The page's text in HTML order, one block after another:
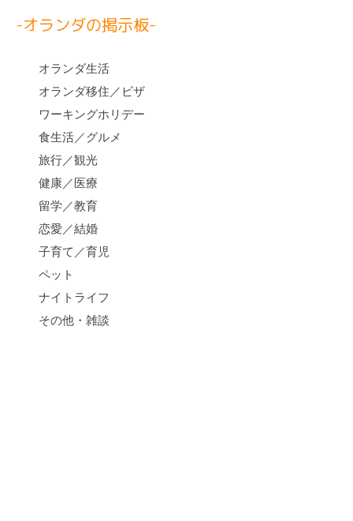
-オランダの掲示板-
オランダ生活
オランダ移住／ビザ
ワーキングホリデー
食生活／グルメ
旅行／観光
健康／医療
留学／教育
恋愛／結婚
子育て／育児
ペット
ナイトライフ
その他・雑談